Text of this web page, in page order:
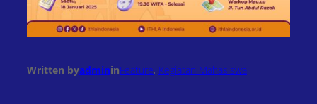
Written byadmininFeature, Kegiatan Mahasiswa